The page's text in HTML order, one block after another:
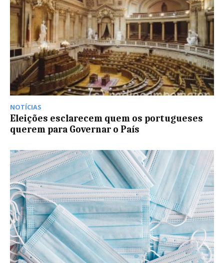
NOTÍCIAS
Eleições esclarecem quem os portugueses
querem para Governar o País